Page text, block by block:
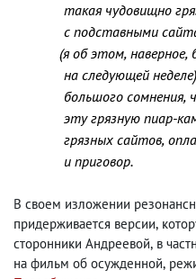
такая чудовищно
с подставными
(я об этом, наверное,
на следующей
большого сомнения,
эту грязную пиар-
грязных сайтов,
и приговор.
В своем изложении
придерживается версии,
сторонники Андреевой, в
на фильм об осужденной,